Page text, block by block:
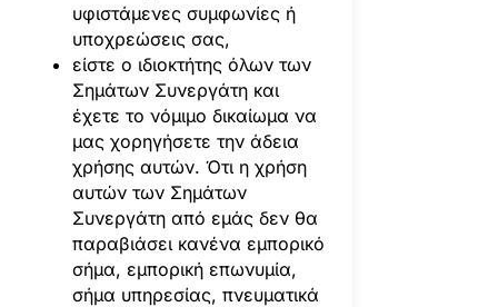
υφιστάμενες συμφωνίες ή
υποχρεώσεις σας,
είστε ο ιδιοκτήτης όλων των
Σημάτων Συνεργάτη και
έχετε το νόμιμο δικαίωμα να
μας χορηγήσετε την άδεια
χρήσης αυτών. Ότι η χρήση
αυτών των Σημάτων
Συνεργάτη από εμάς δεν θα
παραβιάσει κανένα εμπορικό
σήμα, εμπορική επωνυμία,
σήμα υπηρεσίας, πνευματικά